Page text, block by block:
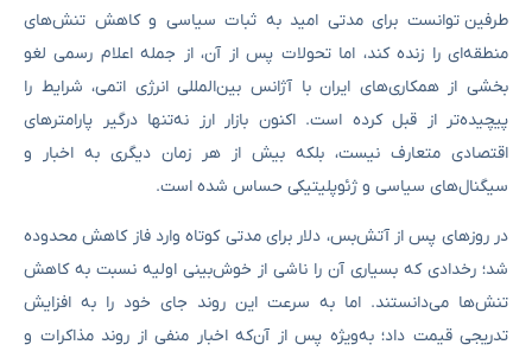
طرفین توانست برای مدتی امید به ثبات سیاسی و کاهش تنش‌های
منطقه‌ای را زنده کند، اما تحولات پس از آن، از جمله اعلام رسمی لغو
بخشی از همکاری‌های ایران با آژانس بین‌المللی انرژی اتمی، شرایط را
پیچیده‌تر از قبل کرده است. اکنون بازار ارز نه‌تنها درگیر پارامترهای
اقتصادی متعارف نیست، بلکه بیش از هر زمان دیگری به اخبار و
سیگنال‌های سیاسی و ژئوپلیتیکی حساس شده است.
در روزهای پس از آتش‌بس، دلار برای مدتی کوتاه وارد فاز کاهش محدوده
شد؛ رخدادی که بسیاری آن را ناشی از خوش‌بینی اولیه نسبت به کاهش
تنش‌ها می‌دانستند. اما به سرعت این روند جای خود را به افزایش
تدریجی قیمت داد؛ به‌ویژه پس از آن‌که اخبار منفی از روند مذاکرات و